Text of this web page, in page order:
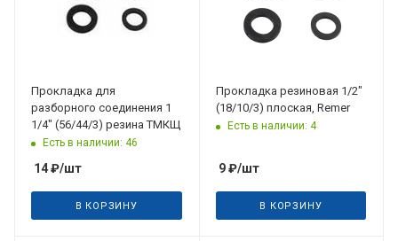
Прокладка для
разборного соединения 1
1/4" (56/44/3) резина ТМКЩ
Есть в наличии: 46
14₽/шт
В КОРЗИНУ
Прокладка резиновая 1/2"
(18/10/3) плоская, Remer
Есть в наличии: 4
9₽/шт
В КОРЗИНУ